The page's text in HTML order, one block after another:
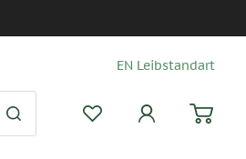
EN Leibstandart